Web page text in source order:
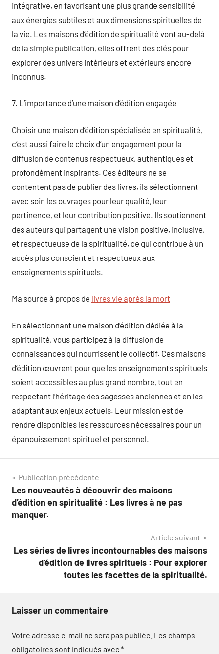
intégrative, en favorisant une plus grande sensibilité
aux énergies subtiles et aux dimensions spirituelles de
la vie. Les maisons d’édition de spiritualité vont au-delà
de la simple publication, elles offrent des clés pour
explorer des univers intérieurs et extérieurs encore
inconnus.
7. L’importance d’une maison d’édition engagée
Choisir une maison d’édition spécialisée en spiritualité,
c’est aussi faire le choix d’un engagement pour la
diffusion de contenus respectueux, authentiques et
profondément inspirants. Ces éditeurs ne se
contentent pas de publier des livres, ils sélectionnent
avec soin les ouvrages pour leur qualité, leur
pertinence, et leur contribution positive. Ils soutiennent
des auteurs qui partagent une vision positive, inclusive,
et respectueuse de la spiritualité, ce qui contribue à un
accès plus conscient et respectueux aux
enseignements spirituels.
Ma source à propos de livres vie après la mort
En sélectionnant une maison d’édition dédiée à la
spiritualité, vous participez à la diffusion de
connaissances qui nourrissent le collectif. Ces maisons
d’édition œuvrent pour que les enseignements spirituels
soient accessibles au plus grand nombre, tout en
respectant l’héritage des sagesses anciennes et en les
adaptant aux enjeux actuels. Leur mission est de
rendre disponibles les ressources nécessaires pour un
épanouissement spirituel et personnel.
Navigation
de
l’article
Publication précédente
Les nouveautés à découvrir des maisons
d’édition en spiritualité : Les livres à ne pas
manquer.
Article suivant
Les séries de livres incontournables des maisons
d’édition de livres spirituels : Pour explorer
toutes les facettes de la spiritualité.
Laisser un commentaire
Votre adresse e-mail ne sera pas publiée. Les champs
obligatoires sont indiqués avec*